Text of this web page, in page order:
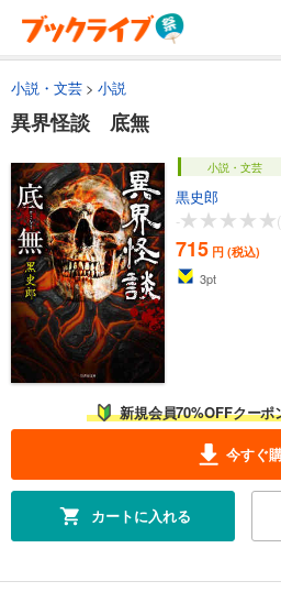
小説・文芸 小説
異界怪談 底無
小説・文芸
黒史郎
-
715 円 (税込)
3pt
新規会員70%OFFクーポ
今すぐ
カートに入れる